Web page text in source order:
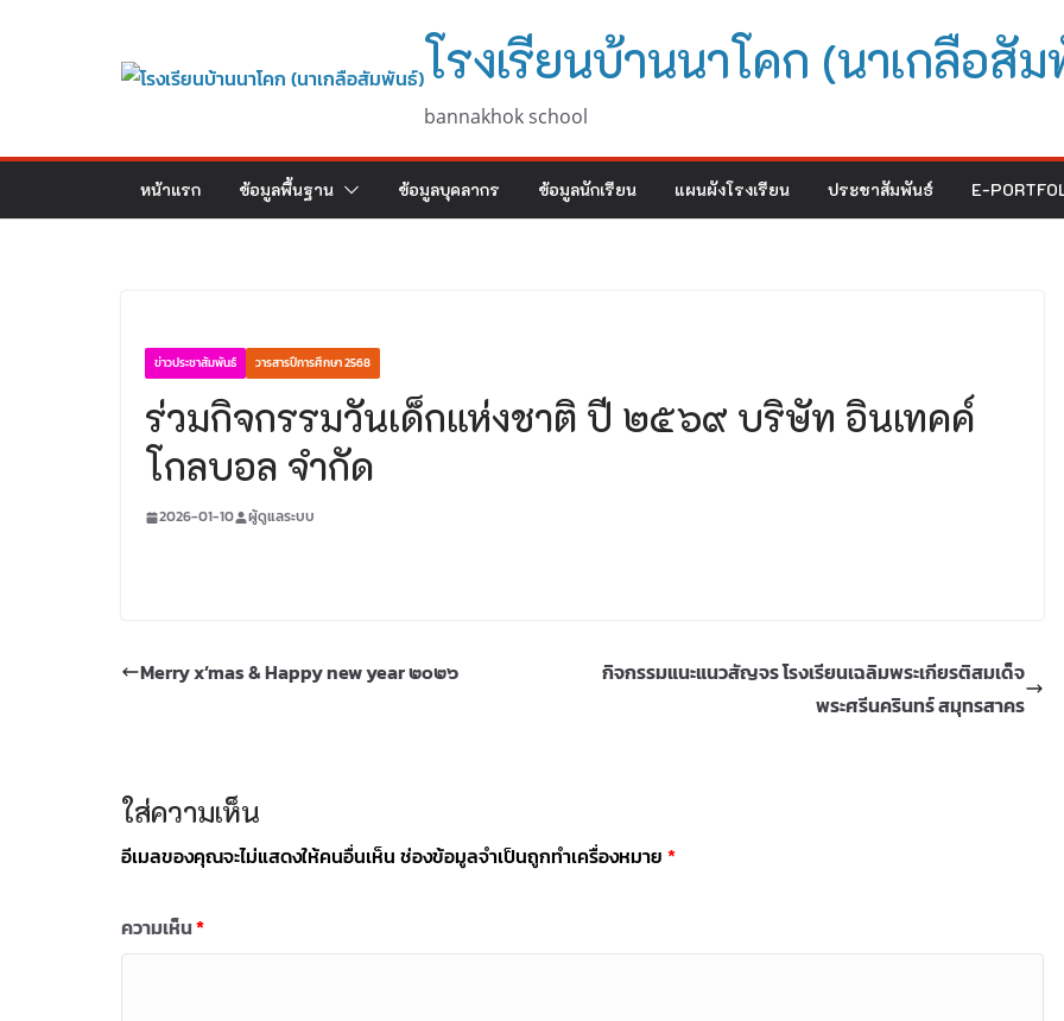
โรงเรียนบ้านนาโคก (นาเกลือสั
bannakhok school
หน้าแรก ข้อมูลพื้นฐาน ข้อมูลบุคลากร ข้อมูลนักเรียน แผนผังโรงเรียน ประชาสัมพันธ์ E-
ข่าวประชาสัมพันธ์ วารสารปีการศึกษา 2568
ร่วมกิจกรรมวันเด็กแห่งชาติ ปี ๒๕๖๙ บริษัท อินเทคค์
โกลบอล จำกัด
2026-01-10 ผู้ดูแลระบบ
Merry x’mas & Happy new year ๒๐๒๖
กิจกรรมแนะแนวสัญจร โรงเรียนเฉลิมพระเกียรติสมเด็จ
พระศรีนครินทร์ สมุทรสาคร
ใส่ความเห็น
อีเมลของคุณจะไม่แสดงให้คนอื่นเห็น ช่องข้อมูลจำเป็นถูกทำเครื่องหมาย *
ความเห็น*